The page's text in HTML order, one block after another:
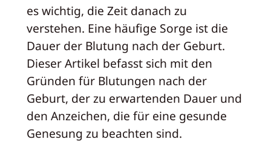
es wichtig, die Zeit danach zu
verstehen. Eine häufige Sorge ist die
Dauer der Blutung nach der Geburt.
Dieser Artikel befasst sich mit den
Gründen für Blutungen nach der
Geburt, der zu erwartenden Dauer und
den Anzeichen, die für eine gesunde
Genesung zu beachten sind.